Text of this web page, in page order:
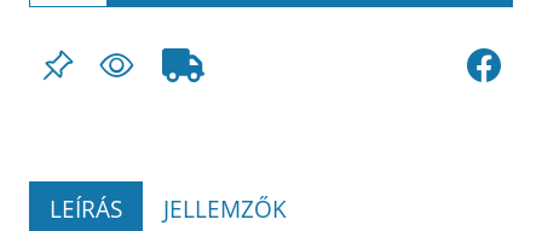
LEÍRÁS
JELLEMZŐK